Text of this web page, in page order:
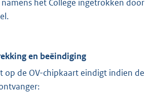
namens het College ingetrokken door
en beëindiging
op de OV-chipkaart eindigt indien de